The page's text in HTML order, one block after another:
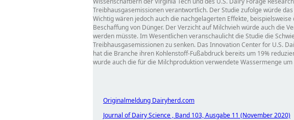
Treibhausgasemissionen verantwortlich. Der Studie zufolge würde
Wichtig wären jedoch auch die nachgelagerten Effekte,
Beschaffung von Dünger. Der Verzicht auf Milchvieh würde auch die
werden müsste. Im Wesentlichen veranschaulicht die Studie die
Treibhausgasemissionen zu senken. Das Innovation Center for U.S.
hat die Branche ihren Kohlenstoff-Fußabdruck bereits um 19%
wurde auch die für die Milchproduktion verwendete Wassermenge
Originalmeldung Dairyherd.com
Journal of Dairy Science , Band 103, Ausgabe 11 (November 2020)